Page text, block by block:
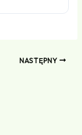
NASTĘPNY